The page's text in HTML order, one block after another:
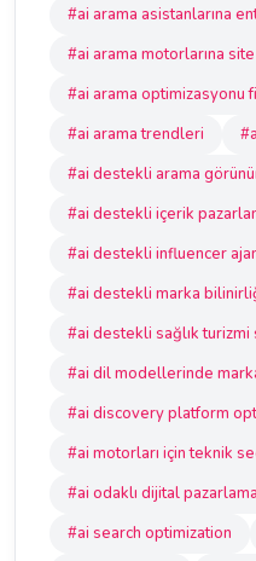
#ai arama asistanlarına
#ai arama motorlarına
#ai arama optimizasyonu
#ai arama trendleri
#ai destekli arama
#ai destekli içerik
#ai destekli influencer
#ai destekli marka
#ai destekli sağlık turizmi
#ai dil modellerinde
#ai discovery platform
#ai motorları için teknik
#ai odaklı dijital
#ai search optimization